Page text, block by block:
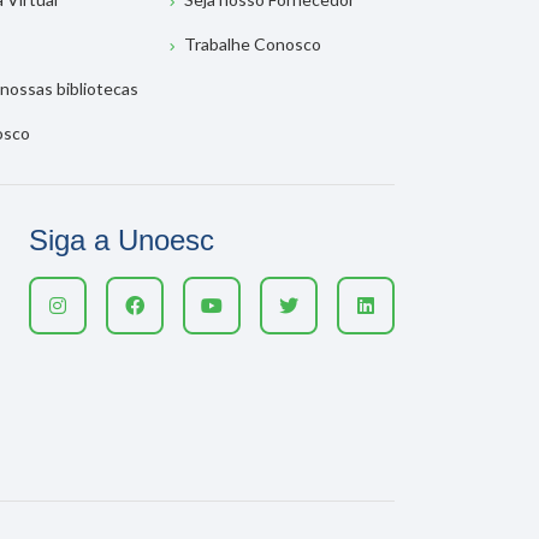
bibliotecas
Trabalhe Conosco
Siga a Unoesc